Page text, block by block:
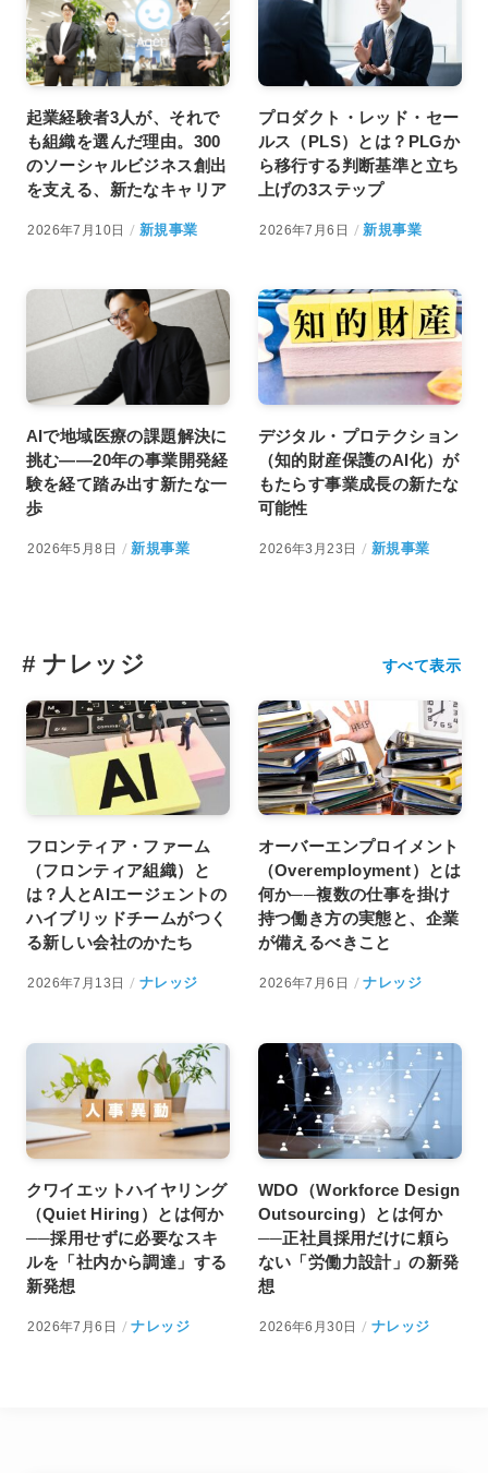
起業経験者3人が、それで
も組織を選んだ理由。300
のソーシャルビジネス創出
を支える、新たなキャリア
2026年7月10日 新規事業
プロダクト・レッド・セー
ルス（PLS）とは？PLGか
ら移行する判断基準と立ち
上げの3ステップ
2026年7月6日 新規事業
AIで地域医療の課題解決に
挑む――20年の事業開発経
験を経て踏み出す新たな一
歩
2026年5月8日 新規事業
デジタル・プロテクション
（知的財産保護のAI化）が
もたらす事業成長の新たな
可能性
2026年3月23日 新規事業
#ナレッジ すべて表示
フロンティア・ファーム
（フロンティア組織）と
は？人とAIエージェントの
ハイブリッドチームがつく
る新しい会社のかたち
2026年7月13日 ナレッジ
オーバーエンプロイメント
（Overemployment）とは
何か──複数の仕事を掛け
持つ働き方の実態と、企業
が備えるべきこと
2026年7月6日 ナレッジ
クワイエットハイヤリング
（Quiet Hiring）とは何か
──採用せずに必要なスキ
ルを「社内から調達」する
新発想
2026年7月6日 ナレッジ
WDO（Workforce Design
Outsourcing）とは何か
──正社員採用だけに頼ら
ない「労働力設計」の新発
想
2026年6月30日 ナレッジ